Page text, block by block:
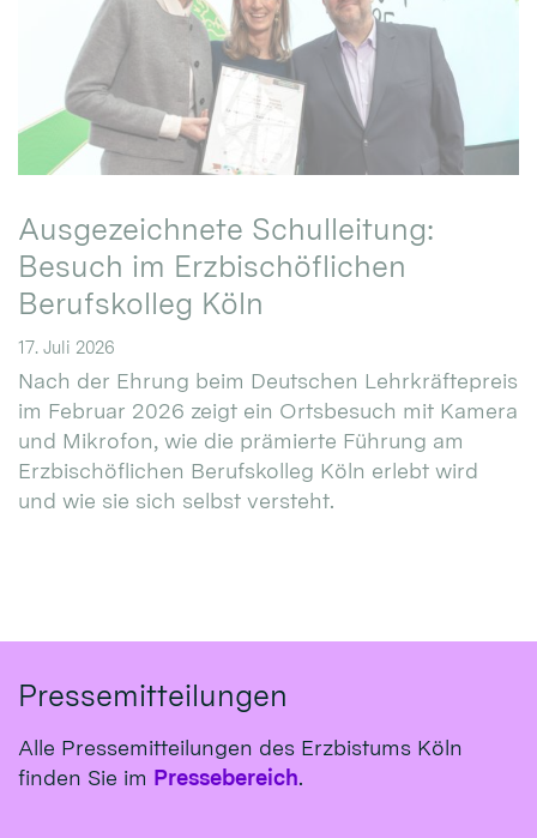
Ausgezeichnete Schulleitung:
Besuch im Erzbischöflichen
Berufskolleg Köln
17. Juli 2026
Nach der Ehrung beim Deutschen Lehrkräftepreis
im Februar 2026 zeigt ein Ortsbesuch mit Kamera
und Mikrofon, wie die prämierte Führung am
Erzbischöflichen Berufskolleg Köln erlebt wird
und wie sie sich selbst versteht.
Pressemitteilungen
Alle Pressemitteilungen des Erzbistums Köln
finden Sie im Pressebereich.